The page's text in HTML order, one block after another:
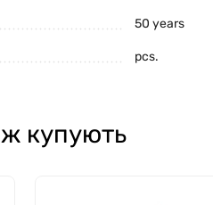
50 years
pcs.
купують